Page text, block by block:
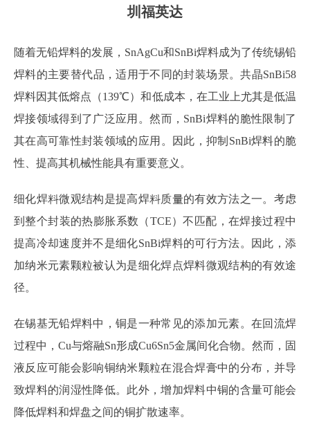
圳福英达
随着无铅焊料的发展，SnAgCu和SnBi焊料成为了传统锡铅
焊料的主要替代品，适用于不同的封装场景。共晶SnBi58
焊料因其低熔点（139℃）和低成本，在工业上尤其是低温
焊接领域得到了广泛应用。然而，SnBi焊料的脆性限制了
其在高可靠性封装领域的应用。因此，抑制SnBi焊料的脆
性、提高其机械性能具有重要意义。
细化焊料微观结构是提高焊料质量的有效方法之一。考虑
到整个封装的热膨胀系数（TCE）不匹配，在焊接过程中
提高冷却速度并不是细化SnBi焊料的可行方法。因此，添
加纳米元素颗粒被认为是细化焊点焊料微观结构的有效途
径。
在锡基无铅焊料中，铜是一种常见的添加元素。在回流焊
过程中，Cu与熔融Sn形成Cu6Sn5金属间化合物。然而，固
液反应可能会影响铜纳米颗粒在混合焊膏中的分布，并导
致焊料的润湿性降低。此外，增加焊料中铜的含量可能会
降低焊料和焊盘之间的铜扩散速率。